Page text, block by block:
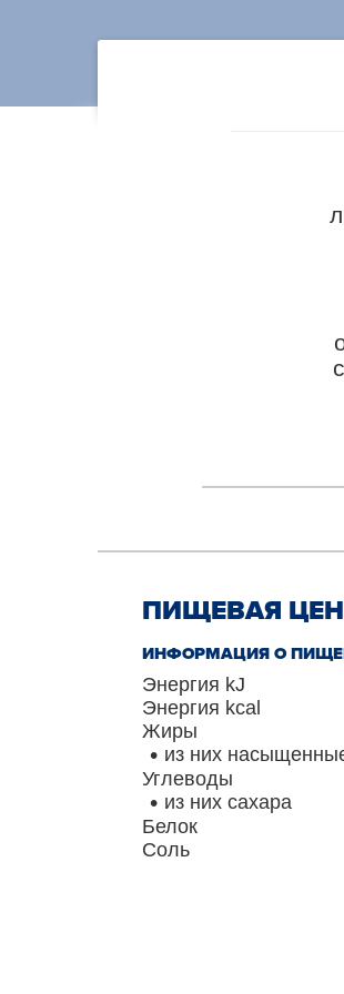
ПИЩЕВАЯ
ИНФОРМАЦИЯ О
Энергия kJ
Энергия kcal
Жиры
из них
Углеводы
из них сахара
Белок
Соль